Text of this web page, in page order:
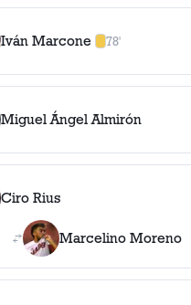
Iván Marcone 78'
1amarilla
Miguel Ángel Almirón
Ciro Rius
Marcelino Moreno